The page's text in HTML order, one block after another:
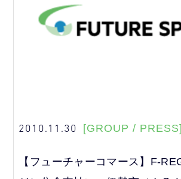
2010.11.30 [GROUP / PRESS]
【フューチャーコマース】F-